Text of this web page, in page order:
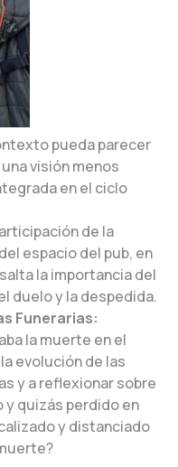
pueda parecer
visión menos
en el ciclo
de la
espacio del pub, en
la importancia del
duelo y la despedida.
Funerarias:
la muerte en el
evolución de las
y a reflexionar sobre
y quizás perdido en
y distanciado